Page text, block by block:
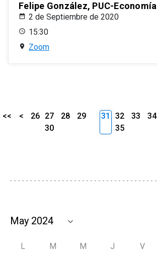
Felipe González, PUC-Economía
2 de Septiembre de 2020
15:30
Zoom
<< < 26 27 28
29
30
31 32 33
34
35
L M M J V